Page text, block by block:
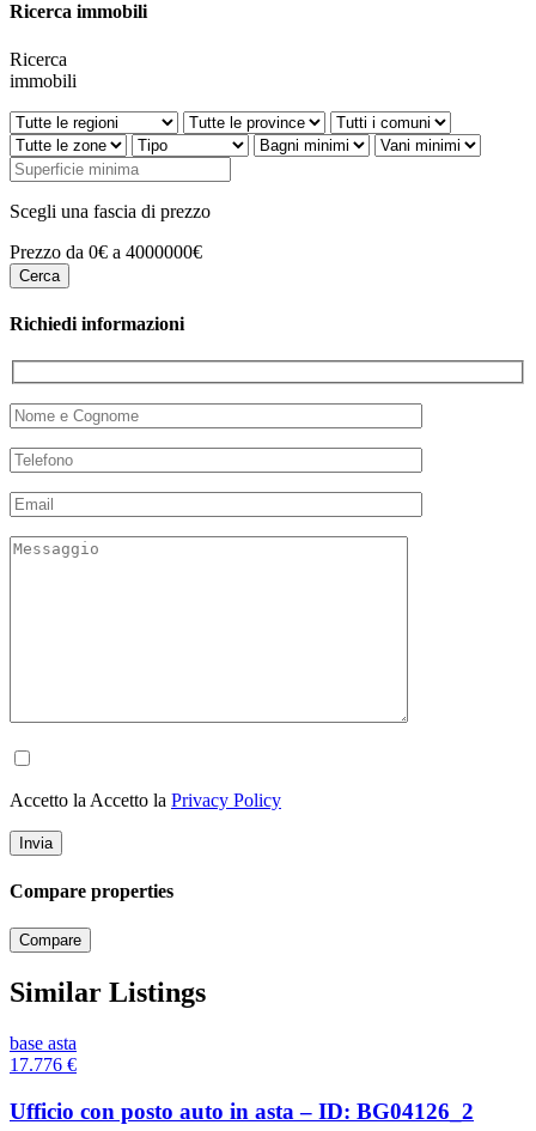
Ricerca immobili
Ricerca
immobili
Scegli una fascia di prezzo
Prezzo da 0€ a 4000000€
Richiedi informazioni
Accetto la Accetto la Privacy Policy
Compare properties
Compare
Similar Listings
base asta
17.776 €
Ufficio con posto auto in asta – ID: BG04126_2